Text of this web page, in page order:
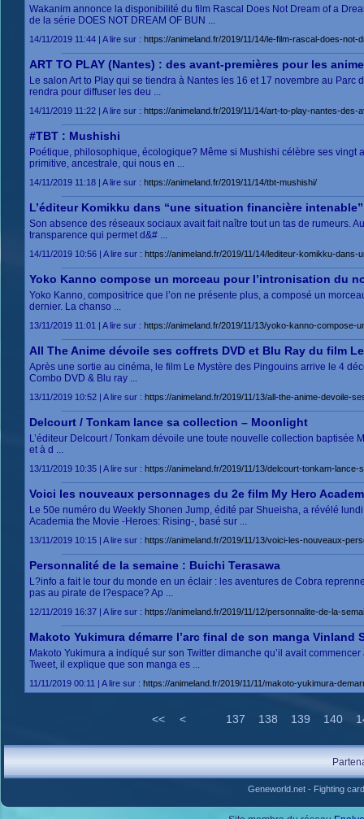
Wakanim annonce la disponibilité du film Rascal Does Not Dream of a
de la série DOES NOT DREAM OF BUN ...
14/11/2019 11:44 | A lire sur : https://animeland.fr/2019/11/14/le-film-rascal-does-
ART TO PLAY (Nantes) : des avant-premières pour les
Le salon Art to Play qui se tiendra à Nantes les 16 et 17 novembre au
rendra pour diffuser les deu ...
14/11/2019 11:22 | A lire sur : https://animeland.fr/2019/11/14/art-to-play-nantes-
#TBT : Mushishi
Poétique, philosophique, écologique? Même si Mushishi célèbre ses
primitive, ancestrale, qui nous en ...
14/11/2019 11:18 | A lire sur : https://animeland.fr/2019/11/14/tbt-mushishi/
L’éditeur Komikku dans “une situation financière intenable”
Son absence des réseaux sociaux avait fait naître tout un tas de rumeurs.
transparence qui permet d&# ...
14/11/2019 10:56 | A lire sur : https://animeland.fr/2019/11/14/lediteur-komikku-dans-
Yoko Kanno compose un morceau pour l’intronisation du
Yoko Kanno, compositrice que l’on ne présente plus, a composé un
dernier. La chanso ...
13/11/2019 11:01 | A lire sur : https://animeland.fr/2019/11/13/yoko-kanno-compose-
All The Anime dévoile ses coffrets DVD et Blu Ray du film
Après une sortie au cinéma, le film Le Mystère des Pingouins arrive le 4
Combo DVD & Blu ray ...
13/11/2019 10:52 | A lire sur : https://animeland.fr/2019/11/13/all-the-anime-devoile-
Delcourt / Tonkam lance sa collection – Moonlight
L’éditeur Delcourt / Tonkam dévoile une toute nouvelle collection
et à d ...
13/11/2019 10:35 | A lire sur : https://animeland.fr/2019/11/13/delcourt-tonkam-lance-
Voici les nouveaux personnages du 2e film My Hero
Le 50e numéro du Weekly Shonen Jump, édité par Shueisha, a révélé
Academia the Movie -Heroes: Rising-, basé sur ...
13/11/2019 10:15 | A lire sur : https://animeland.fr/2019/11/13/voici-les-nouveaux-
Personnalité de la semaine : Buichi Terasawa
L?info a fait le tour du monde en un éclair : les aventures de Cobra
pas au pirate de l?espace? Ap ...
12/11/2019 16:37 | A lire sur : https://animeland.fr/2019/11/12/personnalite-de-la-
Makoto Yukimura démarre l’arc final de son manga Vinland
Makoto Yukimura a indiqué sur son Twitter dimanche qu’il avait
Tweet, il explique que son manga es ...
11/11/2019 00:11 | A lire sur : https://animeland.fr/2019/11/11/makoto-yukimura-
<< < 137 138 139 140
Geneworld.net- Fighting